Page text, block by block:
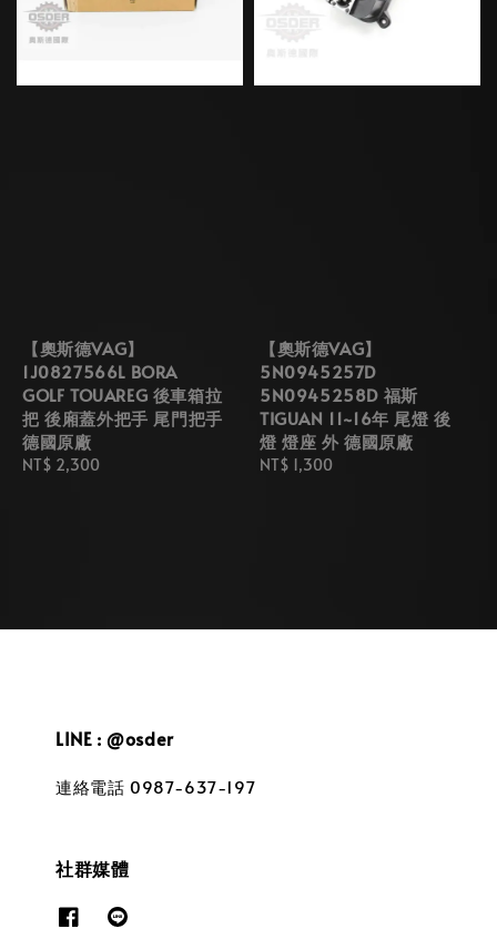
【奧斯德VAG】
1J0827566L BORA
GOLF TOUAREG 後車箱拉
把 後廂蓋外把手 尾門把手
德國原廠
Regular
NT$ 2,300
【奧斯德VAG】
5N0945257D
5N0945258D 福斯
TIGUAN 11~16年 尾燈 後
燈 燈座 外 德國原廠
Regular
NT$ 1,300
LINE : @osder
連絡電話 0987-637-197
社群媒體